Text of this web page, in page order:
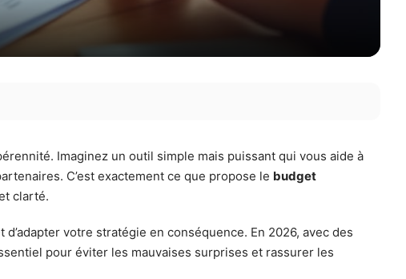
Imaginez un outil simple mais puissant qui vous aide à
C’est exactement ce que propose le budget
clarté.
votre stratégie en conséquence. En 2026, avec des
pour éviter les mauvaises surprises et rassurer les